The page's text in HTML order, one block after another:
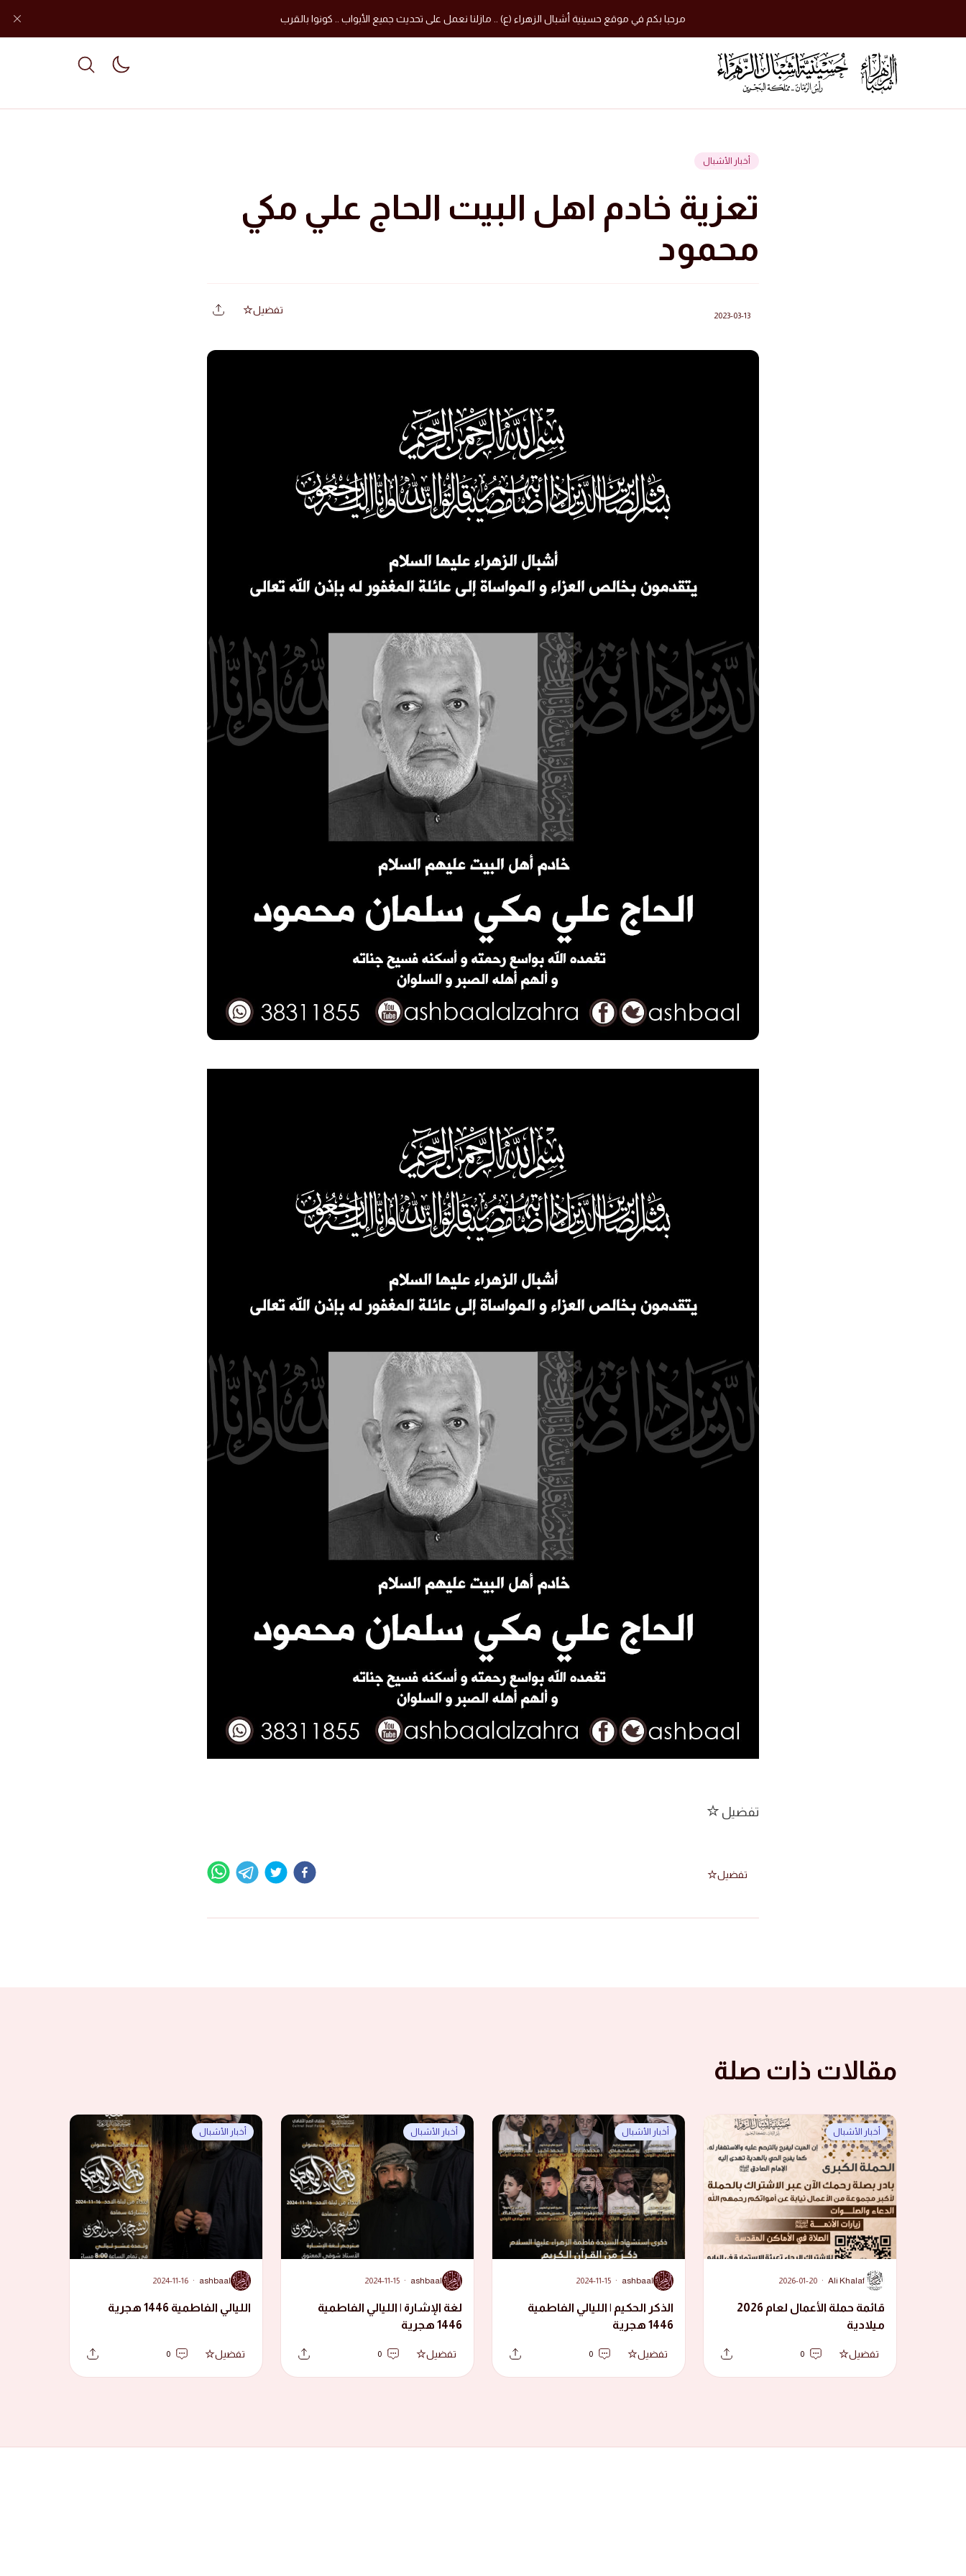
مرحبا بكم في موقع حسينية أشبال الزهراء (ع) .. مازلنا نعمل على تحديث جميع الأبواب .. كونوا بالقرب
dark mode
أخبار الأشبال
تعزية خادم اهل البيت الحاج علي مكي
محمود
2023-03-13 تفضيل
تفضيل
تفضيل
مقالات ذات صلة
أخبار الأشبال
A
Ali Khalaf
·
2026-01-20
قائمة حملة الأعمال لعام 2026
ميلادية
تفضيل 0
أخبار الأشبال
A
ashbaal
·
2024-11-15
الذكر الحكيم | الليالي الفاطمية
1446 هجرية
تفضيل 0
أخبار الأشبال
A
ashbaal
·
2024-11-15
لغة الإشارة | الليالي الفاطمية
1446 هجرية
تفضيل 0
أخبار الأشبال
A
ashbaal
·
2024-11-16
الليالي الفاطمية 1446 هجرية
تفضيل 0